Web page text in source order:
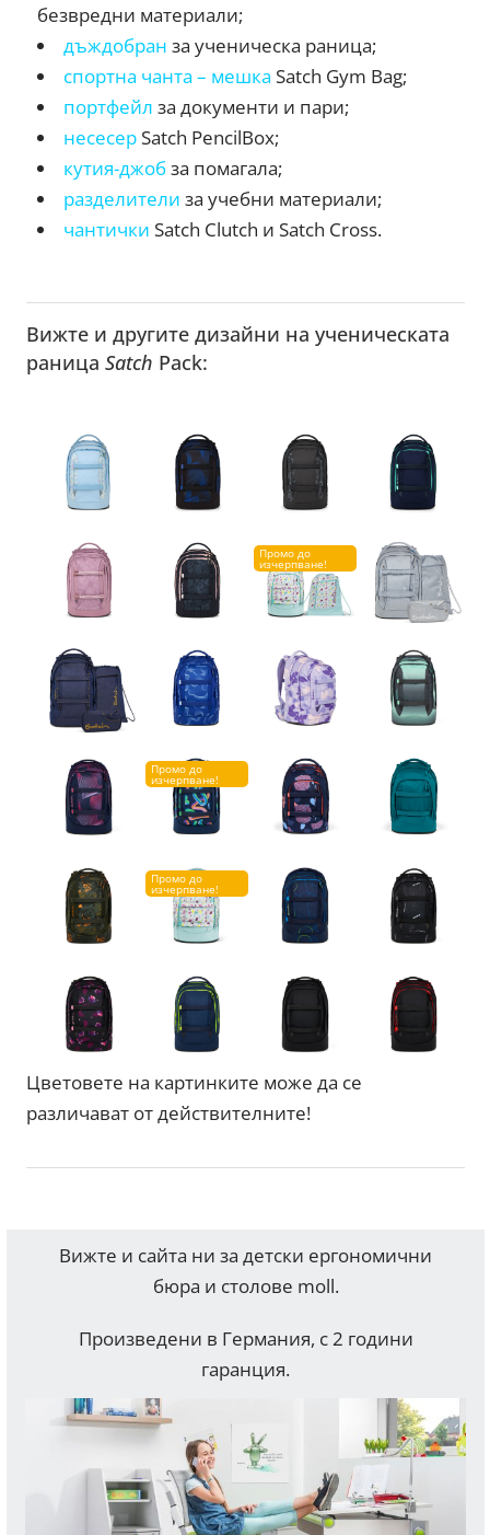
безвредни материали;
дъждобран за ученическа раница;
спортна чанта – мешка Satch Gym Bag;
портфейл за документи и пари;
несесерSatch PencilBox;
кутия-джобза помагала;
разделителиза учебни материали;
чантички Satch Clutch и Satch Cross.
Вижте и другите дизайни на ученическата
раницаSatch Pack:
Промо до
изчерпване!
Промо до
изчерпване!
Промо до
изчерпване!
Цветовете на картинките може да се
различават от действителните!
Вижте и сайта ни за детски ергономични
бюра и столове moll.
Произведени в Германия, с 2 години
гаранция.